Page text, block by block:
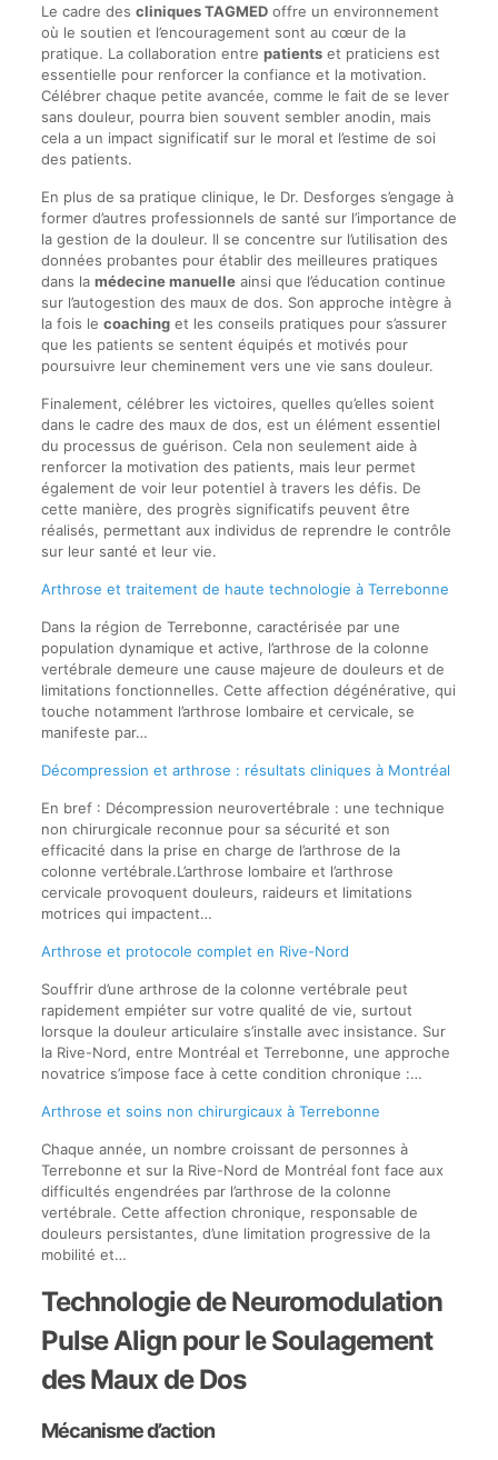
Le cadre des cliniques TAGMEDoffre un environnement
où le soutien et l’encouragement sont au cœur de la
pratique. La collaboration entre patientset praticiens est
essentielle pour renforcer la confiance et la motivation.
Célébrer chaque petite avancée, comme le fait de se lever
sans douleur, pourra bien souvent sembler anodin, mais
cela a un impact significatif sur le moral et l’estime de soi
des patients.
En plus de sa pratique clinique, le Dr. Desforges s’engage à
former d’autres professionnels de santé sur l’importance de
la gestion de la douleur. Il se concentre sur l’utilisation des
données probantes pour établir des meilleures pratiques
dans la médecine manuelleainsi que l’éducation continue
sur l’autogestion des maux de dos. Son approche intègre à
la fois le coachinget les conseils pratiques pour s’assurer
que les patients se sentent équipés et motivés pour
poursuivre leur cheminement vers une vie sans douleur.
Finalement, célébrer les victoires, quelles qu’elles soient
dans le cadre des maux de dos, est un élément essentiel
du processus de guérison. Cela non seulement aide à
renforcer la motivation des patients, mais leur permet
également de voir leur potentiel à travers les défis. De
cette manière, des progrès significatifs peuvent être
réalisés, permettant aux individus de reprendre le contrôle
sur leur santé et leur vie.
Arthrose et traitement de haute technologie à Terrebonne
Dans la région de Terrebonne, caractérisée par une
population dynamique et active, l’arthrose de la colonne
vertébrale demeure une cause majeure de douleurs et de
limitations fonctionnelles. Cette affection dégénérative, qui
touche notamment l’arthrose lombaire et cervicale, se
manifeste par…
Décompression et arthrose : résultats cliniques à Montréal
En bref : Décompression neurovertébrale : une technique
non chirurgicale reconnue pour sa sécurité et son
efficacité dans la prise en charge de l’arthrose de la
colonne vertébrale.L’arthrose lombaire et l’arthrose
cervicale provoquent douleurs, raideurs et limitations
motrices qui impactent…
Arthrose et protocole complet en Rive-Nord
Souffrir d’une arthrose de la colonne vertébrale peut
rapidement empiéter sur votre qualité de vie, surtout
lorsque la douleur articulaire s’installe avec insistance. Sur
la Rive-Nord, entre Montréal et Terrebonne, une approche
novatrice s’impose face à cette condition chronique :…
Arthrose et soins non chirurgicaux à Terrebonne
Chaque année, un nombre croissant de personnes à
Terrebonne et sur la Rive-Nord de Montréal font face aux
difficultés engendrées par l’arthrose de la colonne
vertébrale. Cette affection chronique, responsable de
douleurs persistantes, d’une limitation progressive de la
mobilité et…
Technologie de Neuromodulation
Pulse Align pour le Soulagement
des Maux de Dos
Mécanisme d’action